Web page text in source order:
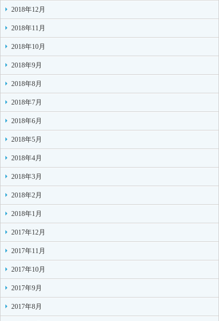
2018年12月
2018年11月
2018年10月
2018年9月
2018年8月
2018年7月
2018年6月
2018年5月
2018年4月
2018年3月
2018年2月
2018年1月
2017年12月
2017年11月
2017年10月
2017年9月
2017年8月